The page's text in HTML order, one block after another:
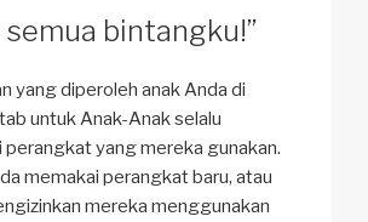
semua bintangku!”
yang diperoleh anak Anda di
untuk Anak-Anak selalu
perangkat yang mereka gunakan.
memakai perangkat baru, atau
mereka menggunakan